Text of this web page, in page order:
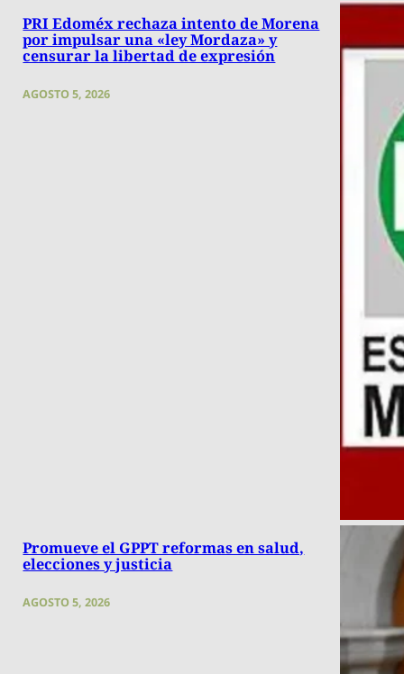
PRI Edoméx rechaza intento de Morena
por impulsar una «ley Mordaza» y
censurar la libertad de expresión
AGOSTO 5, 2026
Promueve el GPPT reformas en salud,
elecciones y justicia
AGOSTO 5, 2026